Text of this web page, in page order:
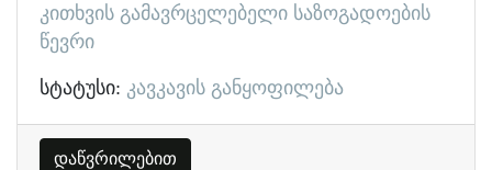
კითხვის გამავრცელებელი საზოგადოების
წევრი
სტატუსი: კავკავის განყოფილება
დაწვრილებით